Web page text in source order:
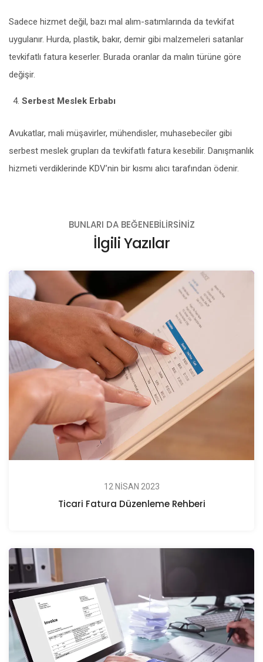
Sadece hizmet değil, bazı mal alım-satımlarında da tevkifat
uygulanır. Hurda, plastik, bakır, demir gibi malzemeleri satanlar
tevkifatlı fatura keserler. Burada oranlar da malın türüne göre
değişir.
Serbest Meslek Erbabı
Avukatlar, mali müşavirler, mühendisler, muhasebeciler gibi
serbest meslek grupları da tevkifatlı fatura kesebilir. Danışmanlık
hizmeti verdiklerinde KDV’nin bir kısmı alıcı tarafından ödenir.
BUNLARI DA BEĞENEBILIRSINIZ
İlgili Yazılar
12 NISAN 2023
Ticari Fatura Düzenleme Rehberi